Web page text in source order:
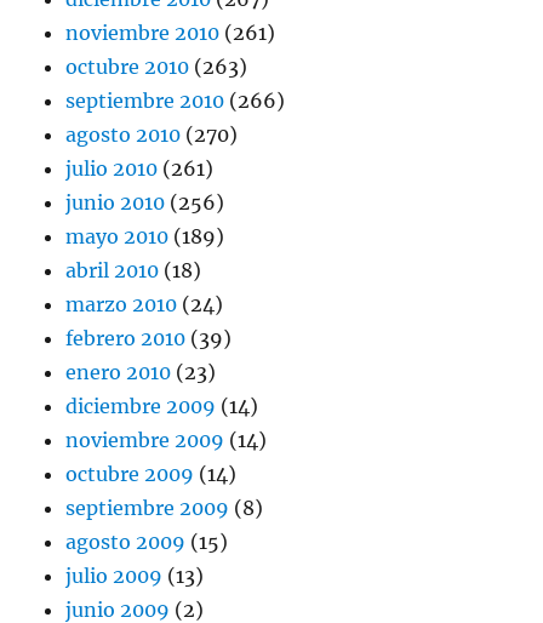
noviembre 2010 (261)
octubre 2010 (263)
septiembre 2010 (266)
agosto 2010 (270)
julio 2010 (261)
junio 2010 (256)
mayo 2010 (189)
abril 2010 (18)
marzo 2010 (24)
febrero 2010 (39)
enero 2010 (23)
diciembre 2009 (14)
noviembre 2009 (14)
octubre 2009 (14)
septiembre 2009 (8)
agosto 2009 (15)
julio 2009 (13)
junio 2009 (2)